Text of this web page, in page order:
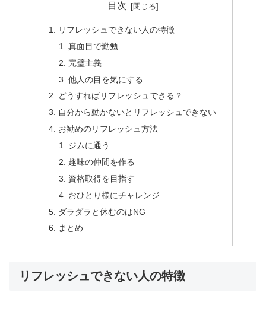
目次
リフレッシュできない人の特徴
真面目で勤勉
完璧主義
他人の目を気にする
どうすればリフレッシュできる？
自分から動かないとリフレッシュできない
お勧めのリフレッシュ方法
ジムに通う
趣味の仲間を作る
資格取得を目指す
おひとり様にチャレンジ
ダラダラと休むのはNG
まとめ
リフレッシュできない人の特徴